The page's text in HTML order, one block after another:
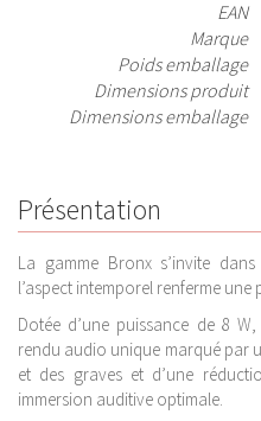
EAN
Marque
Poids emballage
Dimensions produit
Dimensions emballage
Présentation
La gamme Bronx s’invite
l’aspect intemporel renferme
Dotée d’une puissance de 8
rendu audio unique marqué par
et des graves et d’une
immersion auditive optimale.